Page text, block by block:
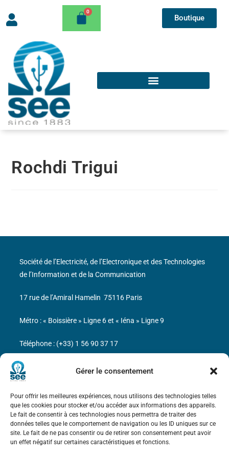
Gérer le consentement
Pour offrir les meilleures expériences, nous utilisons des technologies telles
que les cookies pour stocker et/ou accéder aux informations des appareils.
Le fait de consentir à ces technologies nous permettra de traiter des
données telles que le comportement de navigation ou les ID uniques sur ce
site. Le fait de ne pas consentir ou de retirer son consentement peut avoir
un effet négatif sur certaines caractéristiques et fonctions.
Boutique
Rochdi Trigui
Bicentenaire des découvertes d’André-
Marie Ampère
Mentions légales
Société de l’Electricité, de l’Electronique et des Technologies
de l’Information et de la Communication
17 rue de l’Amiral Hamelin 75116 Paris
Métro : « Boissière » Ligne 6 et « Iéna » Ligne 9
Téléphone : (+33) 1 56 90 37 17
N° de SIREN : 785 393 232, Code APE : 9412Z TVA intra-
communautaire : FR44 785 393 232